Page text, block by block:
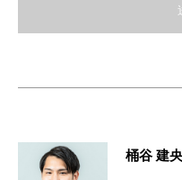
桶谷 建